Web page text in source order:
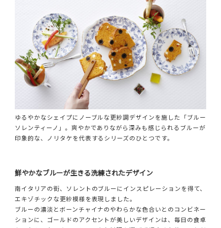
ゆるやかなシェイプにノーブルな更紗調デザインを施した「ブルー
ソレンティーノ」。爽やかでありながら深みも感じられるブルーが
印象的な、ノリタケを代表するシリーズのひとつです。
鮮やかなブルーが生きる洗練されたデザイン
南イタリアの街、ソレントのブルーにインスピレーションを得て、
エキゾチックな更紗模様を表現しました。
ブルーの濃淡とボーンチャイナのやわらかな色合いとのコンビネー
ションに、ゴールドのアクセントが美しいデザインは、毎日の食卓